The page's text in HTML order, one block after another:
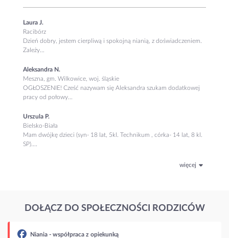
Laura J.
Racibórz
Dzień dobry, jestem cierpliwą i spokojną nianią, z doświadczeniem.
Zależy...
Aleksandra N.
Meszna, gm. Wilkowice, woj. śląskie
OGŁOSZENIE! Cześć nazywam się Aleksandra szukam dodatkowej
pracy od połowy...
Urszula P.
Bielsko-Biała
Mam dwójkę dzieci (syn- 18 lat, 5kl. Technikum , córka- 14 lat, 8 kl.
SP)....
więcej
DOŁĄCZ DO SPOŁECZNOŚCI RODZICÓW